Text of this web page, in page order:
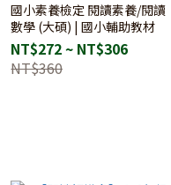
國小素養檢定 閱讀素養/閱讀
數學 (大碩) | 國小輔助教材
NT$272 ~ NT$306
NT$360